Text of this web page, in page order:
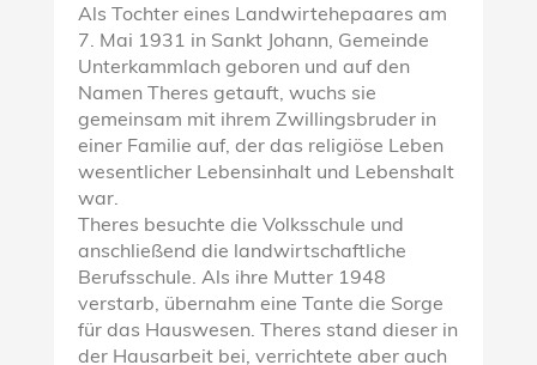
Als Tochter eines Landwirtehepaares am
7. Mai 1931 in Sankt Johann, Gemeinde
Unterkammlach geboren und auf den
Namen Theres getauft, wuchs sie
gemeinsam mit ihrem Zwillingsbruder in
einer Familie auf, der das religiöse Leben
wesentlicher Lebensinhalt und Lebenshalt
war.
Theres besuchte die Volksschule und
anschließend die landwirtschaftliche
Berufsschule. Als ihre Mutter 1948
verstarb, übernahm eine Tante die Sorge
für das Hauswesen. Theres stand dieser in
der Hausarbeit bei, verrichtete aber auch